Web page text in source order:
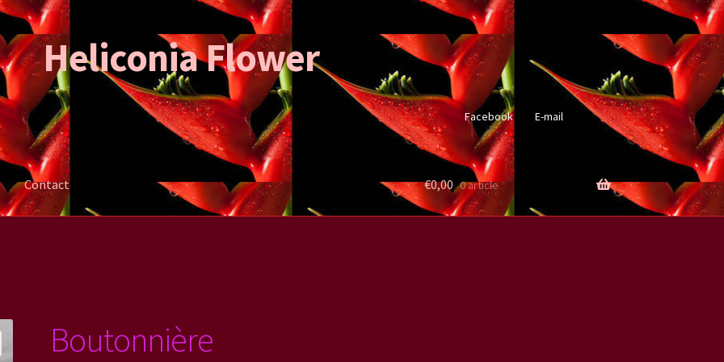
Heliconia Flower
Facebook E-mail
Contact €0,00 0 article
Boutonnière